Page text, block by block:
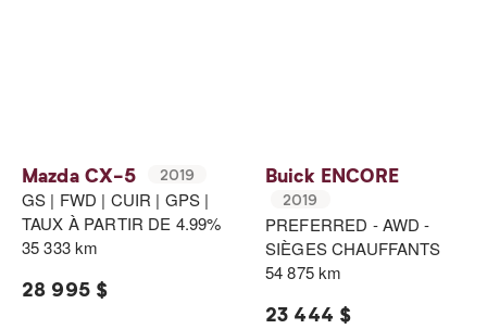
Mazda CX-5 2019
GS | FWD | CUIR | GPS |
TAUX À PARTIR DE 4.99%
35 333 km
28 995 $
Buick ENCORE
2019
PREFERRED - AWD -
SIÈGES CHAUFFANTS
54 875 km
23 444 $